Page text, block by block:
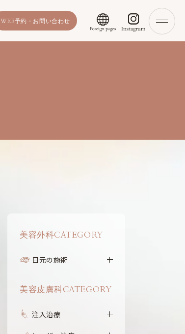
WEB予約・お問い合わせ
美容外科CATEGORY
目元の施術
美容皮膚科CATEGORY
注入治療